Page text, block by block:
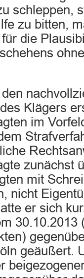
schleppen,
zu bitten,
die
Klägers
im
zunächst
mit
nicht
er sich
30.10.2013
geäußert.